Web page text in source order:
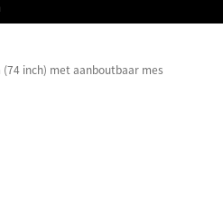
(74 inch) met aanboutbaar mes